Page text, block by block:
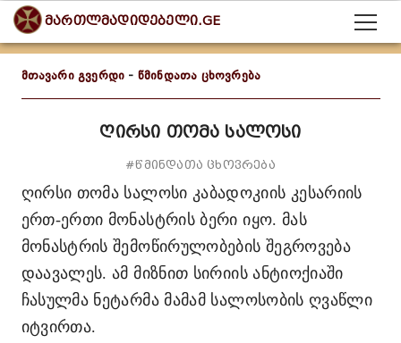
მართლმადიდებელი.GE
მთავარი გვერდი - წმინდათა ცხოვრება
ღირსი თომა სალოსი
#წმინდათა ცხოვრება
ღირსი თომა სალოსი კაბადოკიის კესარიის
ერთ-ერთი მონასტრის ბერი იყო. მას
მონასტრის შემოწირულობების შეგროვება
დაავალეს. ამ მიზნით სირიის ანტიოქიაში
ჩასულმა ნეტარმა მამამ სალოსობის ღვაწლი
იტვირთა.